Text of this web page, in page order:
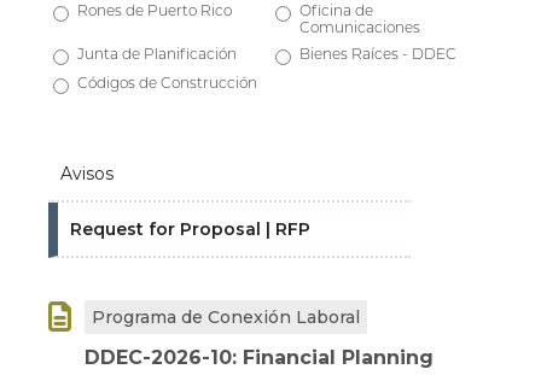
Rones de Puerto Rico
Oficina de
Comunicaciones
Junta de Planificación
Bienes Raíces - DDEC
Códigos de Construcción
Avisos
Request for Proposal | RFP
 Programa de Conexión Laboral
DDEC-2026-10: Financial Planning